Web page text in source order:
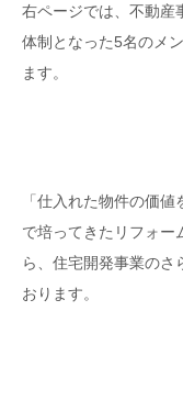
右ページでは、不動産
体制となった5名のメ
ます。
「仕入れた物件の価
で培ってきたリフォー
ら、住宅開発事業のさ
おります。